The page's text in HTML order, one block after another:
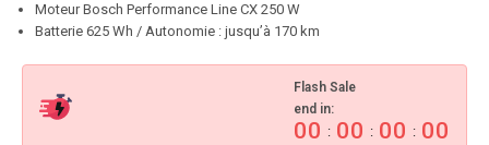
Moteur Bosch Performance Line CX 250 W
Batterie 625 Wh / Autonomie : jusqu’à 170 km
Flash Sale
end in:
00 : 00 : 00 : 00